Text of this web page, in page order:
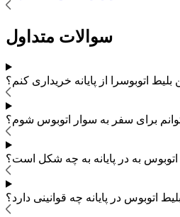
سوالات متداول
بلیط اتوبوسرا از پایانه خریداری کنم؟
برای سفر به سوار اتوبوس شوم؟
اتوبوس به در پایانه به چه شکل است؟
اتوبوس در پایانه چه قوانینی دارد؟